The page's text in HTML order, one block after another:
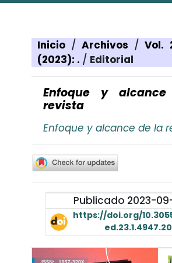
Inicio / Archivos / Vol.
(2023): . / Editorial
Enfoque y
revista
Enfoque y alcance de la
Publicado 2023-
https://doi.org/